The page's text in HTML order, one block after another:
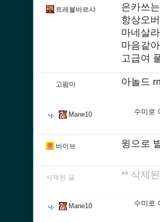
트레블바르샤
은카쓰
항상오
마네살
마음같
고급여
고팜마 아놀드
Mane10 수미로
바이브 윙으로
삭제된 글 ** 삭제
Mane10 수미로